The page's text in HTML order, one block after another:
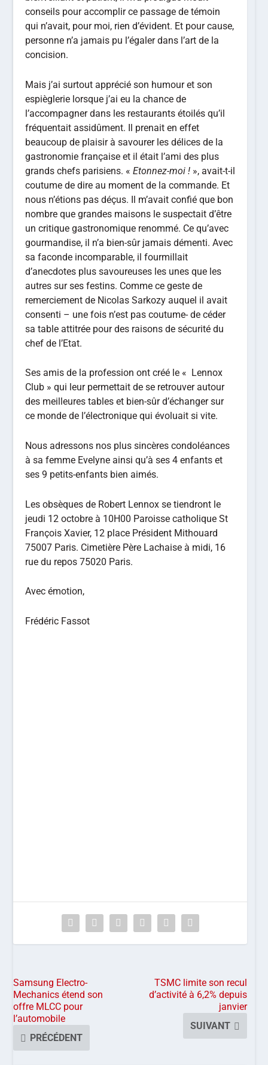
conseils pour accomplir ce passage de témoin
qui n’avait, pour moi, rien d’évident. Et pour cause,
personne n’a jamais pu l’égaler dans l’art de la
concision.
Mais j’ai surtout apprécié son humour et son
espièglerie lorsque j’ai eu la chance de
l’accompagner dans les restaurants étoilés qu’il
fréquentait assidûment. Il prenait en effet
beaucoup de plaisir à savourer les délices de la
gastronomie française et il était l’ami des plus
grands chefs parisiens. «Etonnez-moi ! », avait-t-il
coutume de dire au moment de la commande. Et
nous n’étions pas déçus. Il m’avait confié que bon
nombre que grandes maisons le suspectait d’être
un critique gastronomique renommé. Ce qu’avec
gourmandise, il n’a bien-sûr jamais démenti. Avec
sa faconde incomparable, il fourmillait
d’anecdotes plus savoureuses les unes que les
autres sur ses festins. Comme ce geste de
remerciement de Nicolas Sarkozy auquel il avait
consenti – une fois n’est pas coutume- de céder
sa table attitrée pour des raisons de sécurité du
chef de l’Etat.
Ses amis de la profession ont créé le « Lennox
Club » qui leur permettait de se retrouver autour
des meilleures tables et bien-sûr d’échanger sur
ce monde de l’électronique qui évoluait si vite.
Nous adressons nos plus sincères condoléances
à sa femme Evelyne ainsi qu’à ses 4 enfants et
ses 9 petits-enfants bien aimés.
Les obsèques de Robert Lennox se tiendront le
jeudi 12 octobre à 10H00 Paroisse catholique St
François Xavier, 12 place Président Mithouard
75007 Paris. Cimetière Père Lachaise à midi, 16
rue du repos 75020 Paris.
Avec émotion,
Frédéric Fassot
Samsung Electro-
Mechanics étend son
offre MLCC pour
l’automobile
PRÉCÉDENT
TSMC limite son recul
d’activité à 6,2% depuis
janvier
SUIVANT